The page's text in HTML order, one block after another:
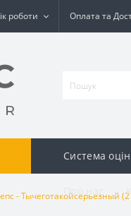
роботи Оплата та
Система
Про нас
- Тычеготакойсерьезный (2